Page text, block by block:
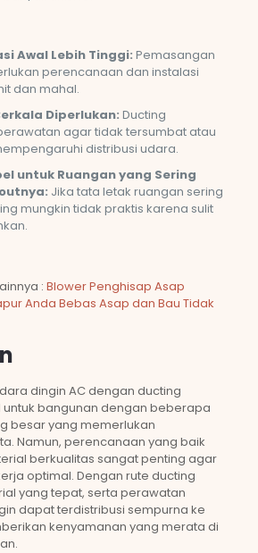
Awal Lebih Tinggi: Pemasangan
perencanaan dan instalasi
dan mahal.
Diperlukan: Ducting
agar tidak tersumbat atau
distribusi udara.
untuk Ruangan yang Sering
Jika tata letak ruangan sering
mungkin tidak praktis karena sulit
: Blower Penghisap Asap
Anda Bebas Asap dan Bau Tidak
dingin AC dengan ducting
bangunan dengan beberapa
besar yang memerlukan
Namun, perencanaan yang baik
berkualitas sangat penting agar
optimal. Dengan rute ducting
yang tepat, serta perawatan
dapat terdistribusi sempurna ke
kenyamanan yang merata di